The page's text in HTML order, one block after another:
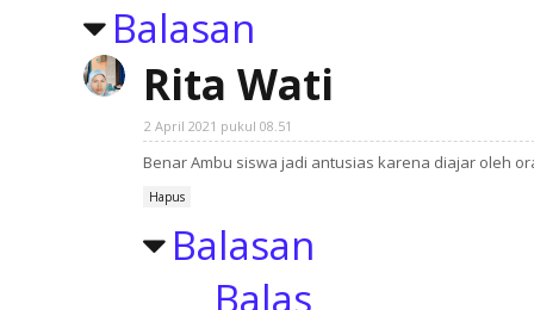
Balasan
Rita Wati
2 April 2021 pukul 08.51
Benar Ambu siswa jadi antusias karena diajar oleh
Hapus
Balasan
Balas